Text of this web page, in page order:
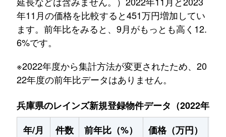
年11月の価格を比較すると451万円増加してい
ます。前年比をみると、9月がもっとも高く12.
6%です。
※2022年度から集計方法が変更されたため、20
22年度の前年比データはありません。
兵庫県のレインズ新規登録物件データ（2022年11
年/月
件数 前年比（%） 価格（万円）